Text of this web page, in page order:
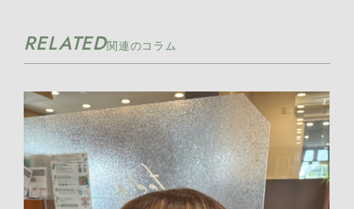
2026年6月 [11]
2026年4月 [17]
2026年3月 [21]
2026年2月 [8]
2026年1月 [7]
RELATED関連のコラム